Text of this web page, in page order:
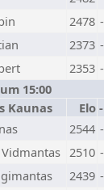
2478 -
2373 -
2353 -
15:00
Kaunas Elo -
2544 -
2510 -
2439 -